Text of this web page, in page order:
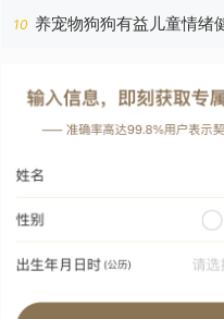
读！！！
10 养宠物狗狗有益儿童情绪